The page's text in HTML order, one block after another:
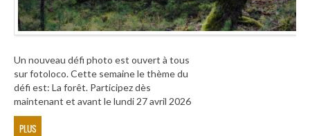
Un nouveau défi photo est ouvert à tous
sur fotoloco. Cette semaine le thème du
défi est: La forêt. Participez dès
maintenant et avant le lundi 27 avril 2026
PLUS